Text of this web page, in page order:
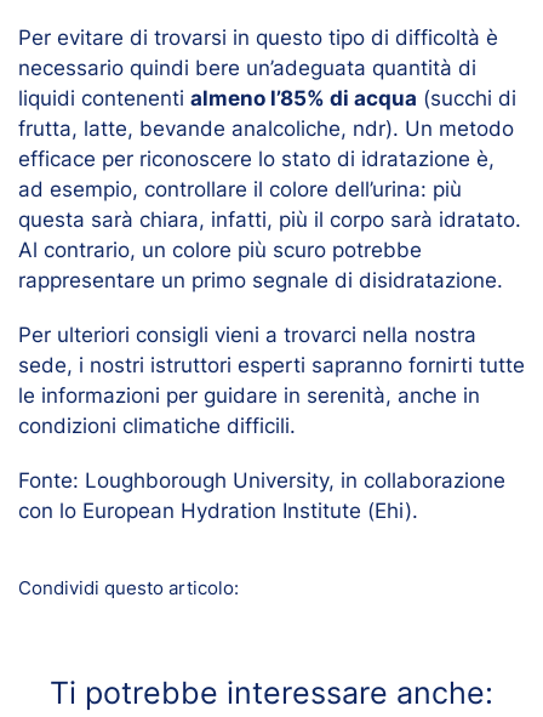
Per evitare di trovarsi in questo tipo di difficoltà è
necessario quindi bere un’adeguata quantità di
liquidi contenenti almeno l’85% di acqua (succhi di
frutta, latte, bevande analcoliche, ndr). Un metodo
efficace per riconoscere lo stato di idratazione è,
ad esempio, controllare il colore dell’urina: più
questa sarà chiara, infatti, più il corpo sarà idratato.
Al contrario, un colore più scuro potrebbe
rappresentare un primo segnale di disidratazione.
Per ulteriori consigli vieni a trovarci nella nostra
sede, i nostri istruttori esperti sapranno fornirti tutte
le informazioni per guidare in serenità, anche in
condizioni climatiche difficili.
Fonte: Loughborough University, in collaborazione
con lo European Hydration Institute (Ehi).
Condividi questo articolo:
Ti potrebbe interessare anche: